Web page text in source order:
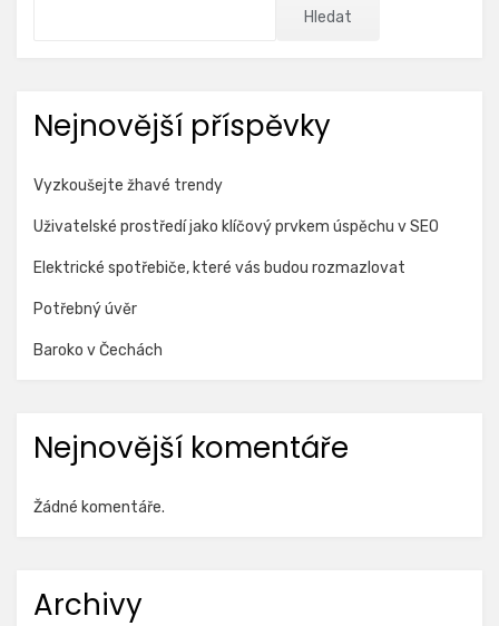
Hledat
Nejnovější příspěvky
Vyzkoušejte žhavé trendy
Uživatelské prostředí jako klíčový prvkem úspěchu v SEO
Elektrické spotřebiče, které vás budou rozmazlovat
Potřebný úvěr
Baroko v Čechách
Nejnovější komentáře
Žádné komentáře.
Archivy